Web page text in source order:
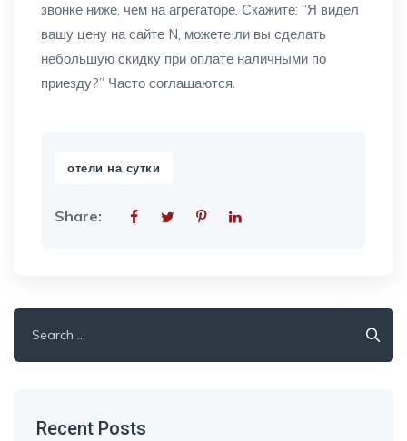
звонке ниже, чем на агрегаторе. Скажите: “Я видел
вашу цену на сайте N, можете ли вы сделать
небольшую скидку при оплате наличными по
приезду?” Часто соглашаются.
отели на сутки
Share:
for:
Recent Posts